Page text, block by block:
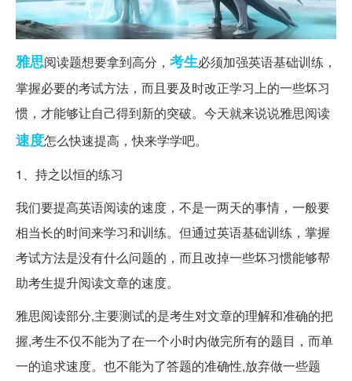
雅思阅读题想要拿到高分， 考生必须加强英语基础训练，
掌握必要的考试方法，而且要及时改正学习上的一些坏习
惯，才能够让自己得到新的突破。今天就来说说雅思阅读
速度怎么快速提高，快来学学吧。
1、持之以恒的练习
我们要提高英语阅读的速度，不是一两天的事情，一般要
相当长的时间来学习和训练。但通过英语基础训练，掌握
考试方法是没有什么问题的，而且改掉一些坏习惯能够帮
助考生提升阅读文章的速度。
雅思阅读部分,主要测试的是考生对文章的理解和准确的把
握,考生不仅不能为了在一个小时内做完所有的题目，而单
一的追求速度。也不能为了答题的准确性,放弃做一些题